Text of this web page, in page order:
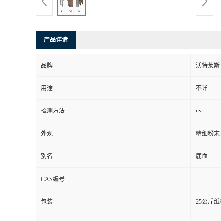
产品详请
品牌 沃特莱斯
用途 不详
检测方法 uv
外观 精细粉末
别名 鹿血
CAS编号
包装 25公斤纸